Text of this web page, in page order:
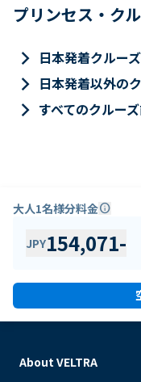
プリンセス・ク
keyboard_arrow_right 日本発着クルーズ
keyboard_arrow_right 日本発着以外の
keyboard_arrow_right すべてのクルー
大人1名様分料金info
JPY154,071-
About VELTRA